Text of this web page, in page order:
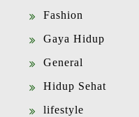
Fashion
Gaya Hidup
General
Hidup Sehat
lifestyle